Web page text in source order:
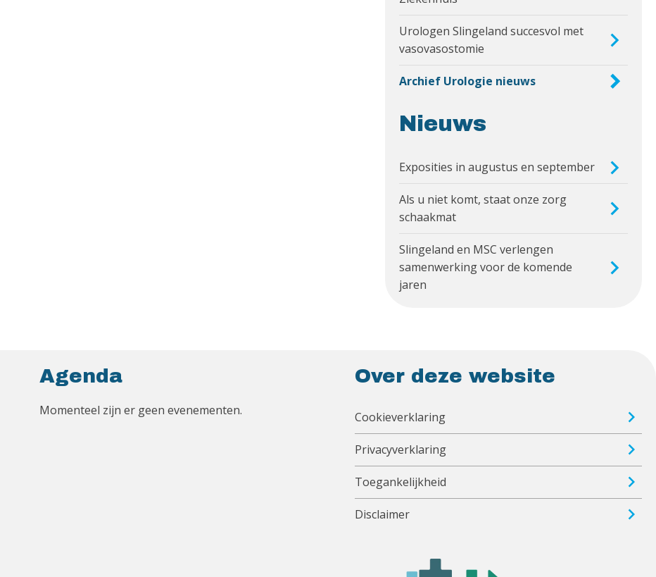
Urologen Slingeland succesvol met
vasovasostomie
Archief Urologie nieuws
Nieuws
Exposities in augustus en september
Als u niet komt, staat onze zorg
schaakmat
Slingeland en MSC verlengen
samenwerking voor de komende
jaren
Agenda
Momenteel zijn er geen evenementen.
Over deze website
Cookieverklaring
Privacyverklaring
Toegankelijkheid
Disclaimer